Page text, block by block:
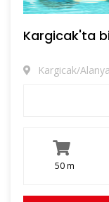
Kargicak'ta
Kargicak/Alanya
50 m